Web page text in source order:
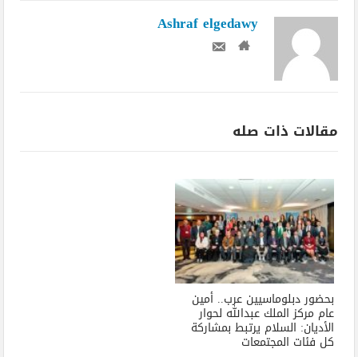
Ashraf elgedawy
مقالات ذات صله
بحضور دبلوماسيين عرب.. أمين
عام مركز الملك عبدالله لحوار
الأديان: السلام يرتبط بمشاركة
كل فئات المجتمعات